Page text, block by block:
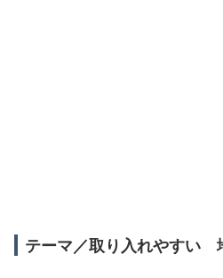
テーマ／取り入れやすい